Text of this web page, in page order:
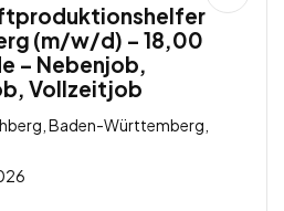
(m/w/d) – 18,00
– Nebenjob,
Vollzeitjob
Baden-Württemberg,